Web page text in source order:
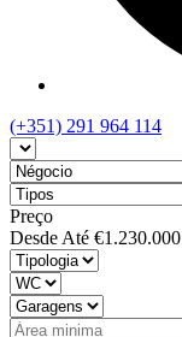
(+351) 291 964 114
Preço
Desde Até €1.230.000